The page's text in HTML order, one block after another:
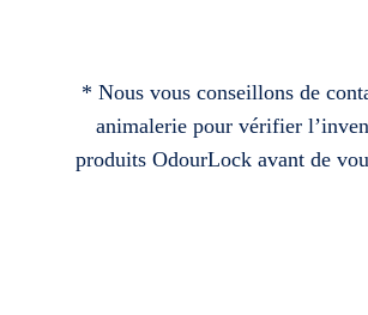
* Nous vous conseillons de
animalerie pour vérifier
produits OdourLock avant de